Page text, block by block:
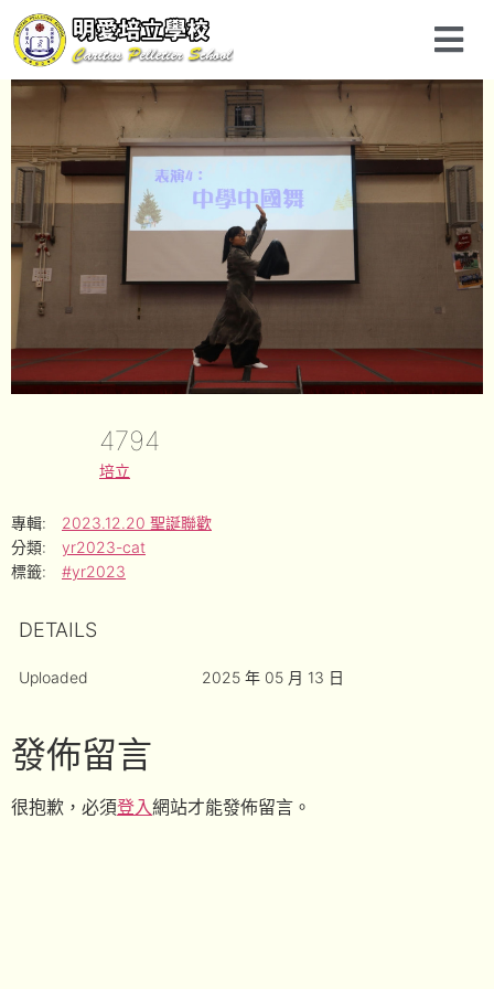
4794
培立
專輯:
2023.12.20 聖誕聯歡
分類:
yr2023-cat
標籤:
#yr2023
DETAILS
Uploaded 2025 年 05 月 13 日
發佈留言
很抱歉，必須登入網站才能發佈留言。